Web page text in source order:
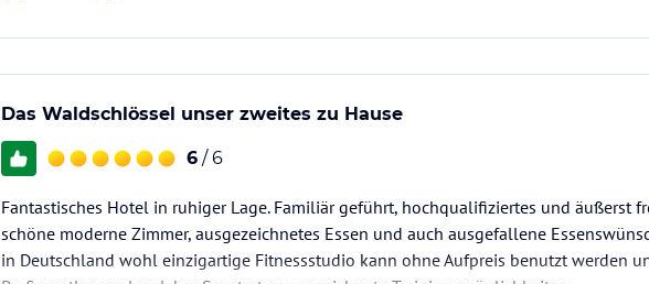
Das Waldschlössel unser zweites zu Hause
6 / 6
Fantastisches Hotel in ruhiger Lage. Familiär geführt, hochqualifiziertes und äußerst
schöne moderne Zimmer, ausgezeichnetes Essen und auch ausgefallene
in Deutschland wohl einzigartige Fitnessstudio kann ohne Aufpreis benutzt werden